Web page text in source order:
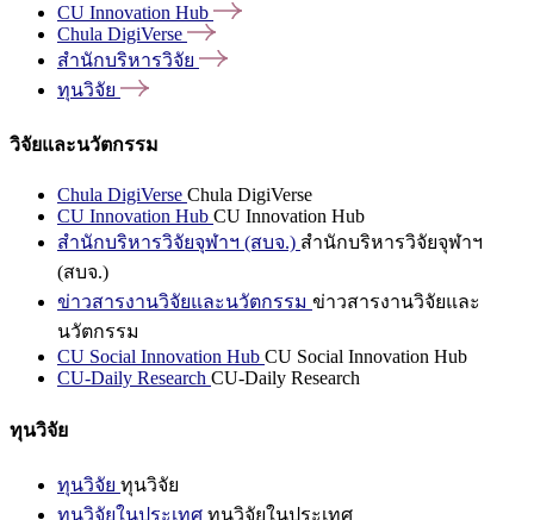
CU Innovation Hub
Chula DigiVerse
สำนักบริหารวิจัย
ทุนวิจัย
วิจัยและนวัตกรรม
Chula DigiVerse Chula DigiVerse
CU Innovation Hub CU Innovation Hub
สำนักบริหารวิจัยจุฬาฯ (สบจ.) สำนักบริหารวิจัยจุฬาฯ
(สบจ.)
ข่าวสารงานวิจัยและนวัตกรรม ข่าวสารงานวิจัยและ
นวัตกรรม
CU Social Innovation Hub CU Social Innovation Hub
CU-Daily Research CU-Daily Research
ทุนวิจัย
ทุนวิจัย ทุนวิจัย
ทุนวิจัยในประเทศ ทุนวิจัยในประเทศ